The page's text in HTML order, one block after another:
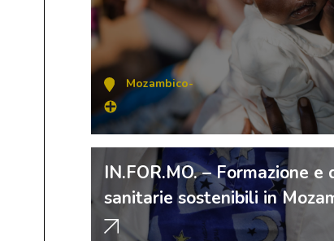
Mozambico-
IN.FOR.MO. – Formazione
sanitarie sostenibili in